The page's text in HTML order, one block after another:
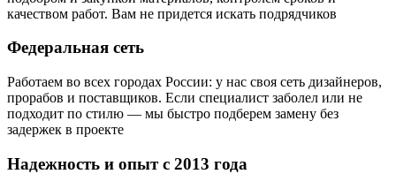
качеством работ. Вам не придется искать подрядчиков
Федеральная сеть
Работаем во всех городах России: у нас своя сеть дизайнеров,
прорабов и поставщиков. Если специалист заболел или не
подходит по стилю — мы быстро подберем замену без
задержек в проекте
Надежность и опыт с 2013 года